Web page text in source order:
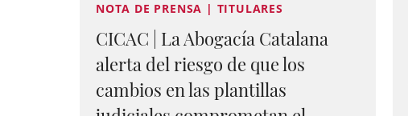
NOTA DE PRENSA | TITULARES
CICAC | La Abogacía Catalana
alerta del riesgo de que los
cambios en las plantillas